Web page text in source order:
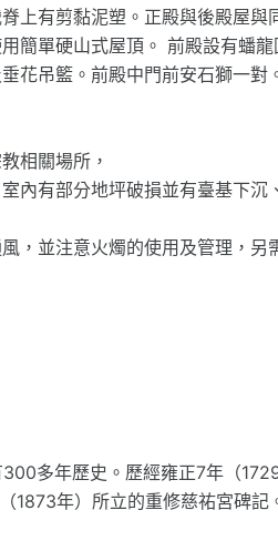
上有剪黏泥塑。正殿與後殿屋與
簡單硬山式屋頂。 前殿設有蟠
花吊籃。前殿中門前安石獅一對
相關場所，
內有部分地坪破損並有臺基下沉
，並注意火燭的使用及管理，另
多年歷史。歷經雍正7年（
1873年）所立的重修慈祐宮碑記